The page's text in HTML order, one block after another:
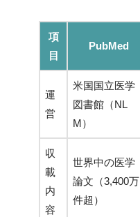
項
目
PubMed
運
営
米国国立医学
図書館（NL
M）
収
載
内
容
世界中の医学
論文（3,400万
件超）